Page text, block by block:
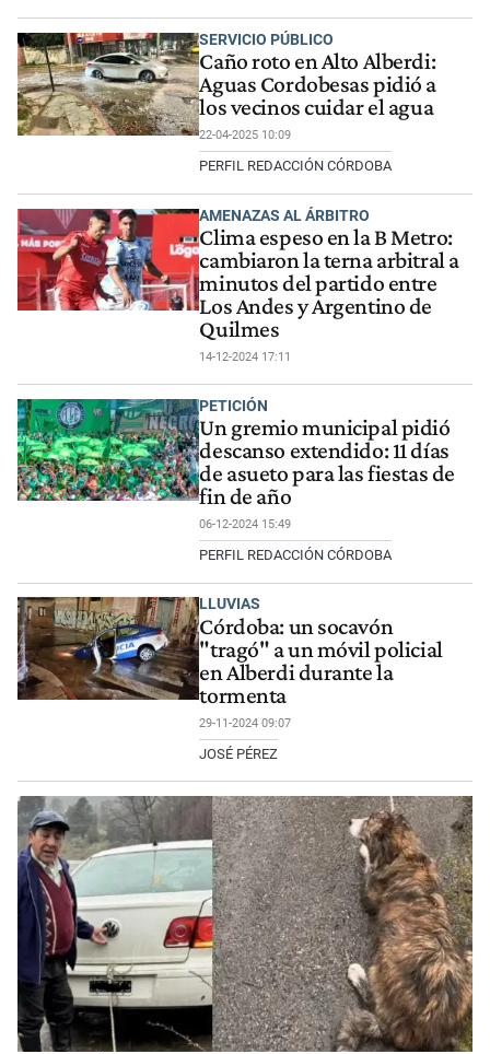
SERVICIO PÚBLICO
Caño roto en Alto Alberdi:
Aguas Cordobesas pidió a
los vecinos cuidar el agua
22-04-2025 10:09
PERFIL REDACCIÓN CÓRDOBA
AMENAZAS AL ÁRBITRO
Clima espeso en la B Metro:
cambiaron la terna arbitral a
minutos del partido entre
Los Andes y Argentino de
Quilmes
14-12-2024 17:11
PETICIÓN
Un gremio municipal pidió
descanso extendido: 11 días
de asueto para las fiestas de
fin de año
06-12-2024 15:49
PERFIL REDACCIÓN CÓRDOBA
LLUVIAS
Córdoba: un socavón
"tragó" a un móvil policial
en Alberdi durante la
tormenta
29-11-2024 09:07
JOSÉ PÉREZ